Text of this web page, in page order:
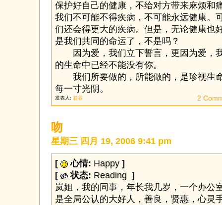
保护好自己的健康，不给对方带来麻烦和
我们不可能不得疾病，不可能永远健康。
们还会得更大的疾病。但是，无论健康也
是我们共同的命运了，不是吗？
因为爱，我们立下誓言，更因为爱，
的生命中已经不能没有你。
我们所要做的，所能做的，是珍视生
每一寸光阴。
发表人: 若谷 2
吻
星期三 四月 19, 2006 9:41 pm
[ 心情: Happy ]
[
状态: Reading ]
岚姐，我的同事，年长我几岁，一个办公
是全局公认的大好人，善良，贤惠，心灵